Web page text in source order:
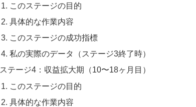
このステージの目的
具体的な作業内容
このステージの成功指標
私の実際のデータ（ステージ3終了時）
ステージ4：収益拡大期（10〜18ヶ月目）
このステージの目的
具体的な作業内容